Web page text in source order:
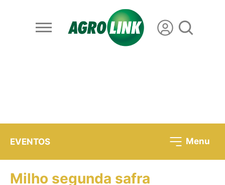
EVENTOS Menu
Milho segunda safra